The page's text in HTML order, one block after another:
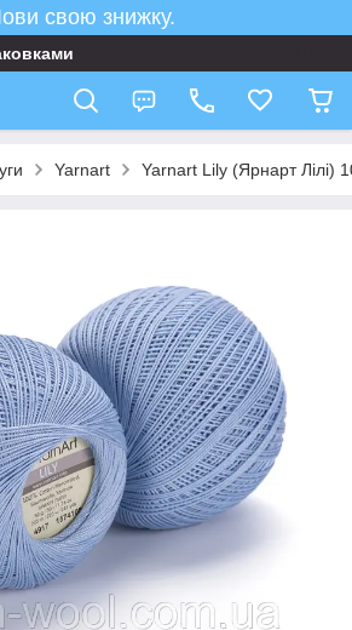
свою знижку.
Yarnart Yarnart Lily (Ярнарт Лілі)